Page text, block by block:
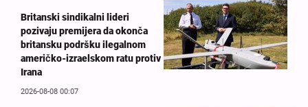
Britanski sindikalni lideri
pozivaju premijera da okonča
britansku podršku ilegalnom
američko-izraelskom ratu protiv
Irana
2026-08-08 00:07